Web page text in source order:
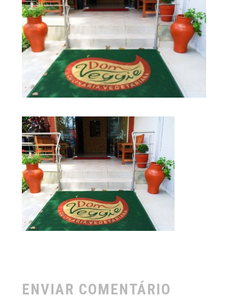
ENVIAR COMENTÁRIO